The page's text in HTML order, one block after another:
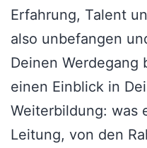
Erfahrung, Talent
also unbefangen
Deinen Werdegang
einen Einblick in
Weiterbildung: was
Leitung, von den